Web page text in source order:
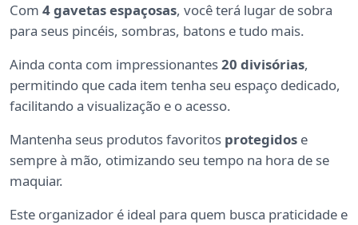
Com 4 gavetas espaçosas, você terá lugar de sobra
para seus pincéis, sombras, batons e tudo mais.
Ainda conta com impressionantes20 divisórias,
permitindo que cada item tenha seu espaço dedicado,
facilitando a visualização e o acesso.
Mantenha seus produtos favoritos protegidos e
sempre à mão, otimizando seu tempo na hora de se
maquiar.
Este organizador é ideal para quem busca praticidade e